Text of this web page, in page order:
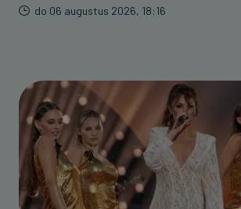
do 06 augustus 2026, 18:16